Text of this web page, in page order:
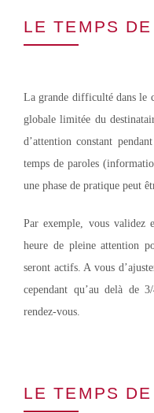
LE TEMPS
La grande difficulté dans le
globale limitée du
d’attention constant
temps de paroles
une phase de pratique peut
Par exemple, vous validez
heure de pleine attention
seront actifs. A vous
cependant qu’au delà de
rendez-vous.
LE TEMPS